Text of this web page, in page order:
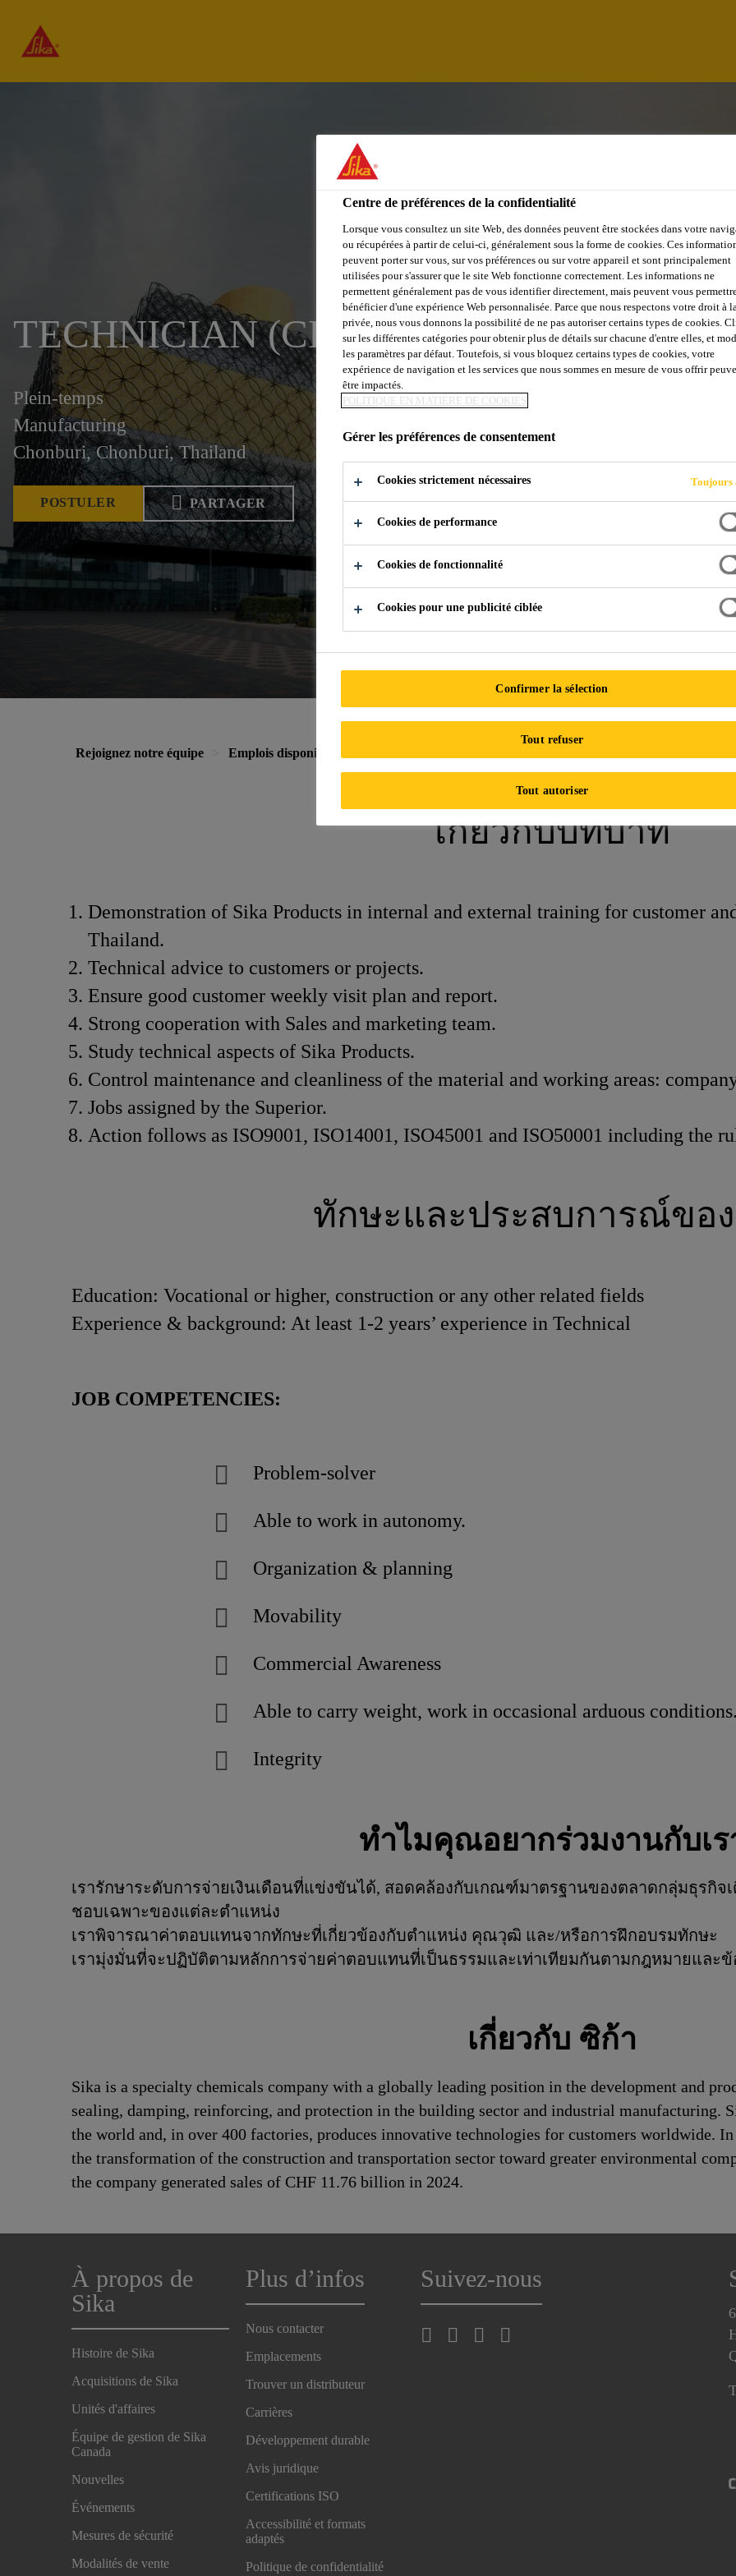
TECHNICIAN (CENTRAL AREA)
Plein-temps
Manufacturing
Chonburi, Chonburi, Thailand
POSTULER PARTAGER
Rejoignez notre équipe Emplois disponibles
เกี่ยวกับบทบาท
Demonstration of Sika Products in internal and external training for customer
Thailand.
Technical advice to customers or projects.
Ensure good customer weekly visit plan and report.
Strong cooperation with Sales and marketing team.
Study technical aspects of Sika Products.
Control maintenance and cleanliness of the material and working areas:
Jobs assigned by the Superior.
Action follows as ISO9001, ISO14001, ISO45001 and ISO50001 including the
ทักษะและประสบการณ์ขอ
Education: Vocational or higher, construction or any other related fields
Experience & background: At least 1-2 years’ experience in Technical
JOB COMPETENCIES:
Problem-solver
Able to work in autonomy.
Organization & planning
Movability
Commercial Awareness
Able to carry weight, work in occasional arduous
Integrity
ทำไมคุณอยากร่วมงานกับเร
เรารักษาระดับการจ่ายเงินเดือนที่แข่งขันได้, สอดคล้องกับเกณฑ์มาตรฐานของตลาดกลุ่มธุรกิ
ชอบเฉพาะของแต่ละตำแหน่ง
เราพิจารณาค่าตอบแทนจากทักษะที่เกี่ยวข้องกับตำแหน่ง คุณวุฒิ และ/หรือการฝึกอบรมทักษะ
เรามุ่งมั่นที่จะปฏิบัติตามหลักการจ่ายค่าตอบแทนที่เป็นธรรมและเท่าเทียมกันตามกฎหมายและข้
เกี่ยวกับ ซิก้า
Sika is a specialty chemicals company with a globally leading position in the development and
sealing, damping, reinforcing, and protection in the building sector and industrial manufacturing.
the world and, in over 400 factories, produces innovative technologies for customers worldwide.
the transformation of the construction and transportation sector toward greater environmental
the company generated sales of CHF 11.76 billion in 2024.
À propos de
Sika
Histoire de Sika
Acquisitions de Sika
Unités d'affaires
Équipe de gestion de Sika
Canada
Nouvelles
Événements
Mesures de sécurité
Modalités de vente
Plus d’infos
Nous contacter
Emplacements
Trouver un distributeur
Carrières
Développement durable
Avis juridique
Certifications ISO
Accessibilité et formats
adaptés
Politique de confidentialité
Suivez-nous
Centre de préférences de la confidentialité
Lorsque vous consultez un site Web, des données peuvent être stockées dans votre
ou récupérées à partir de celui-ci, généralement sous la forme de cookies. Ces
peuvent porter sur vous, sur vos préférences ou sur votre appareil et sont principalement
utilisées pour s'assurer que le site Web fonctionne correctement. Les informations ne
permettent généralement pas de vous identifier directement, mais peuvent vous
bénéficier d'une expérience Web personnalisée. Parce que nous respectons votre droit à
privée, nous vous donnons la possibilité de ne pas autoriser certains types de cookies.
sur les différentes catégories pour obtenir plus de détails sur chacune d'entre elles, et
les paramètres par défaut. Toutefois, si vous bloquez certains types de cookies, votre
expérience de navigation et les services que nous sommes en mesure de vous offrir
être impactés.
POLITIQUE EN MATIÈRE DE COOKIES
Gérer les préférences de consentement
Cookies strictement nécessaires Toujours
Cookies de performance
Cookies de fonctionnalité
Cookies pour une publicité ciblée
Confirmer la sélection
Tout refuser
Tout autoriser